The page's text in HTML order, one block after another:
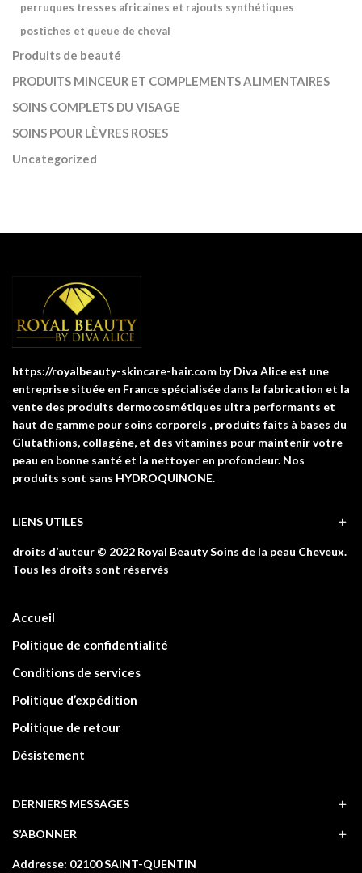
perruques tresses africaines et rajouts synthétiques
postiches et queue de cheval
Produits de beauté
PRODUITS MINCEUR ET COMPLEMENTS ALIMENTAIRES
SOINS COMPLETS DU VISAGE
SOINS POUR LÈVRES ROSES
Uncategorized
https://royalbeauty-skincare-hair.com by Diva Alice est une
entreprise située en France spécialisée dans la fabrication et la
vente des produits dermocosmétiques ultra performants et
haut de gamme pour soins corporels , produits faits à bases du
Glutathions, collagène, et des vitamines pour maintenir votre
peau en bonne santé et la nettoyer en profondeur. Nos
produits sont sans HYDROQUINONE.
LIENS UTILES
droits d’auteur © 2022 Royal Beauty Soins de la peau Cheveux.
Tous les droits sont réservés
Accueil
Politique de confidentialité
Conditions de services
Politique d’expédition
Politique de retour
Désistement
DERNIERS MESSAGES
S’ABONNER
Addresse: 02100 SAINT-QUENTIN